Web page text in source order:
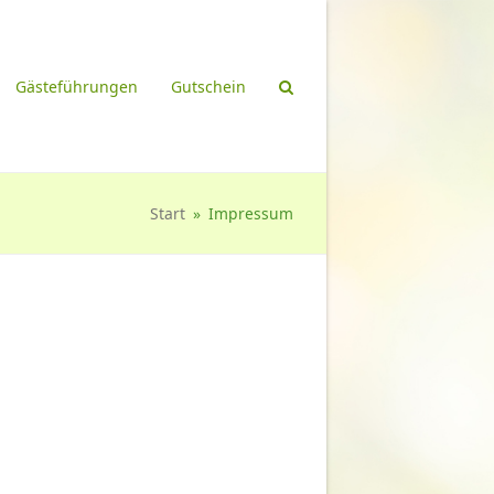
Gästeführungen Gutschein
Start » Impressum